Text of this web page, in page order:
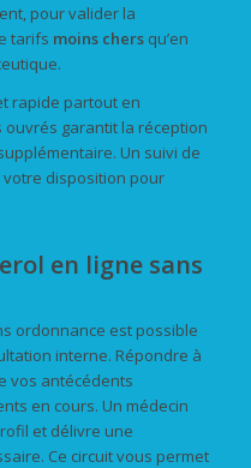
pour valider la
tarifs moins chersqu’en
rapide partout en
ouvrés garantit la réception
Un suivi de
disposition pour
en ligne sans
ordonnance est possible
interne. Répondre à
vos antécédents
en cours. Un médecin
et délivre une
Ce circuit vous permet